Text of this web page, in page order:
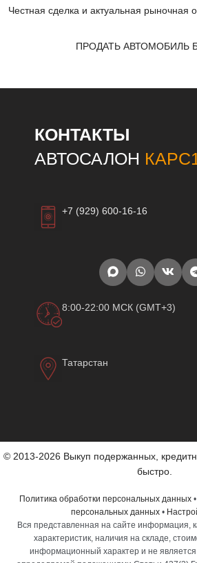
Честная сделка и актуальная рыночная
ПРОДАТЬ АВТОМОБИЛЬ
КОНТАКТЫ
АВТОСАЛОН
+7 (929) 600-16-16
8:00-22:00 МСК (GMT+3)
Татарстан
© 2013-2026 Выкуп подержанных,
быстро.
Политика обработки персональных данных•
персональных данных •
Вся представленная на сайте информация,
характеристик, наличия на складе,
информационный характер и не